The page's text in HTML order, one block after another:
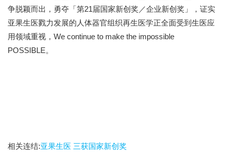
争脱颖而出，勇夺「第21届国家新创奖／企业新创奖」，证实
亚果生医戮力发展的人体器官组织再生医学正全面受到生医应
用领域重视，We continue to make the impossible
POSSIBLE。
相关连结:亚果生医 三获国家新创奖